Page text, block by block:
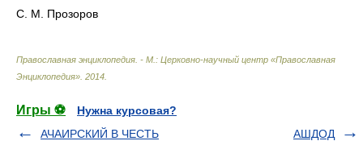
С. М. Прозоров
Православная энциклопедия. - М.: Церковно-научный центр «Православная
Энциклопедия» 2014
Игры ⚽
Нужна курсовая?
АЧАИРСКИЙ В ЧЕСТЬ
АШДОД